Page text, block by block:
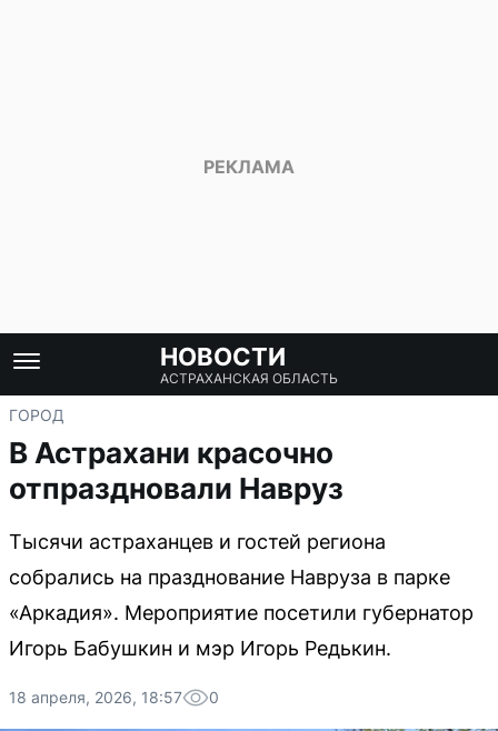
НОВОСТИ
АСТРАХАНСКАЯ ОБЛАСТЬ
ГОРОД
В Астрахани красочно
отпраздновали Навруз
Тысячи астраханцев и гостей региона
собрались на празднование Навруза в парке
«Аркадия». Мероприятие посетили губернатор
Игорь Бабушкин и мэр Игорь Редькин.
18 апреля, 2026, 18:57 0